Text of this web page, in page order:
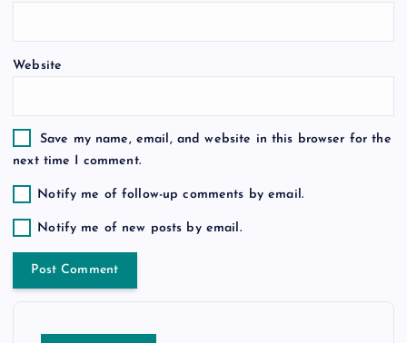
Website
Save my name, email, and website in this browser for the
next time I comment.
Notify me of follow-up comments by email.
Notify me of new posts by email.